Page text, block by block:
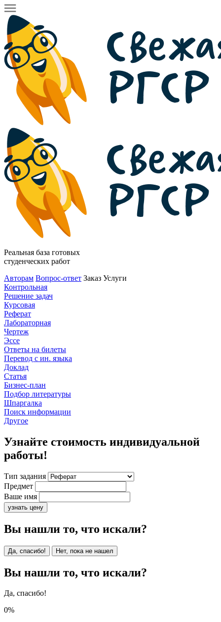
Реальная база готовых
студенческих работ
Авторам Вопрос-ответ Заказ Услуги
Контрольная
Решение задач
Курсовая
Реферат
Лабораторная
Чертеж
Эссе
Ответы на билеты
Перевод с ин. языка
Доклад
Статья
Бизнес-план
Подбор литературы
Шпаргалка
Поиск информации
Другое
Узнайте стоимость индивидуальной
работы!
Тип задания
Предмет
Ваше имя
узнать цену
Вы нашли то, что искали?
Да, спасибо! Нет, пока не нашел
Вы нашли то, что искали?
Да, спасибо!
0%